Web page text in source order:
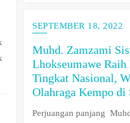
SEPTEMBER 18, 2022
Muhd. Zamzami
Lhokseumawe
Tingkat Nasional,
Olahraga Kempo di
Perjuangan panjang